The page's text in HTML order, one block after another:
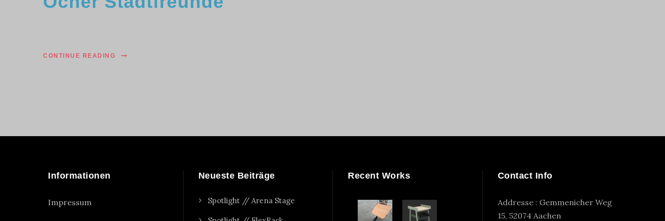
CONTINUE READING
Informationen
Impressum
Neueste Beiträge
Spotlight // Arena Stage
Recent Works Contact Info
Addresse : Gemmenicher Weg
15, 52074 Aachen